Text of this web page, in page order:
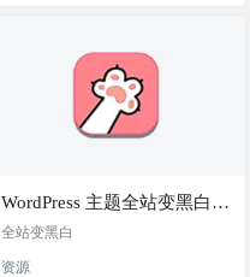
WordPress 主题全站变黑白代
码
全站变黑白
资源